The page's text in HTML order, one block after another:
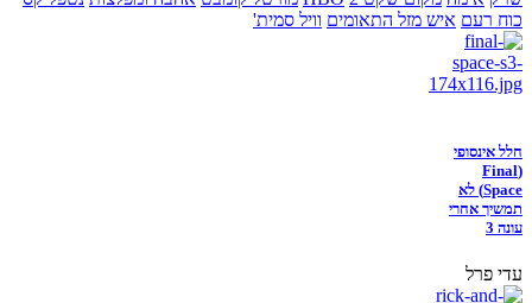
כוח רעם איש מזל התאומים וויל סמית'
חלל אינסופי
(Final
Space) לא
תמשיך אחרי
עונה 3
עדי פרל